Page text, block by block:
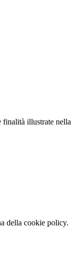
finalità illustrate nella
della cookie policy.